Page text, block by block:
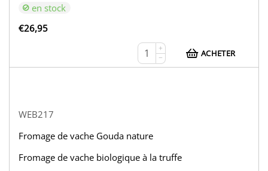
en stock
€26,95
+
−
ACHETER
WEB217
Fromage de vache Gouda nature
Fromage de vache biologique à la truffe